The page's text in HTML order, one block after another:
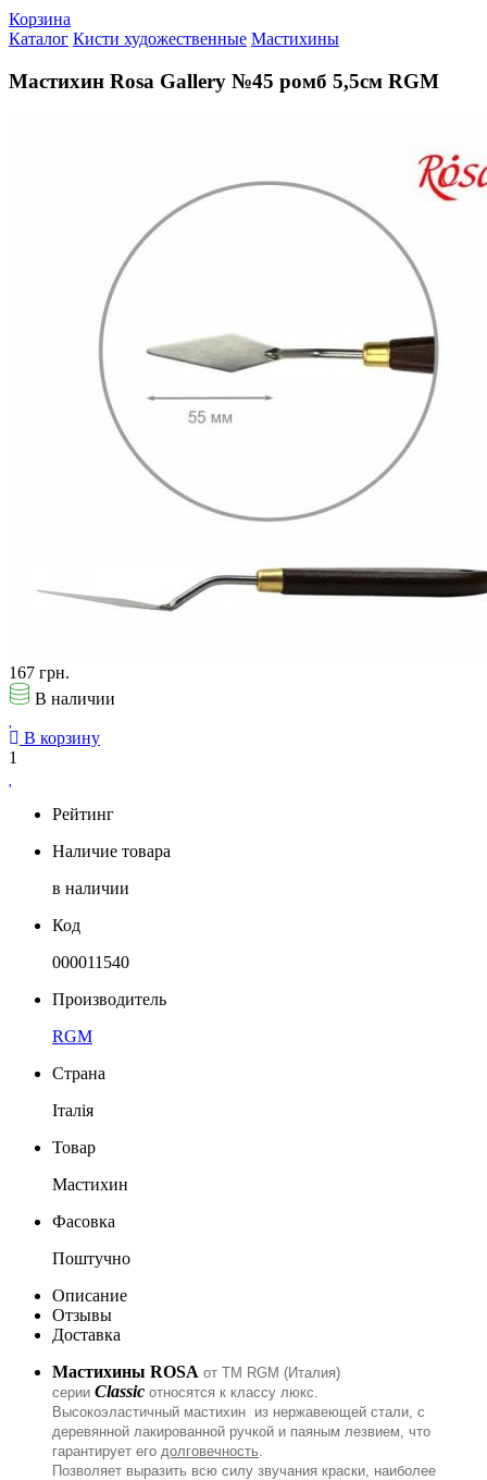
Корзина
Каталог Кисти художественные Мастихины
Мастихин Rosa Gallery №45 ромб 5,5см RGM
167 грн.
В наличии
В корзину
1
Рейтинг
Наличие товара
в наличии
Код
000011540
Производитель
RGM
Страна
Італія
Товар
Мастихин
Фасовка
Поштучно
Описание
Отзывы
Доставка
Мастихины ROSA от ТМ RGM (Италия)
серии Classic относятся к классу люкс.
Высокоэластичный мастихин из нержавеющей стали, с
деревянной лакированной ручкой и паяным лезвием, что
гарантирует его долговечность
Позволяет выразить всю силу звучания краски, наиболее